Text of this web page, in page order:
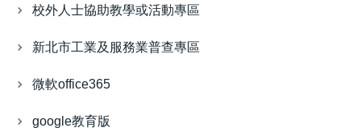
校外人士協助教學或活動專區
新北市工業及服務業普查專區
微軟office365
google教育版